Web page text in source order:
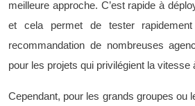
meilleure approche. C’est rapide à
et cela permet de tester
recommandation de nombreuses
pour les projets qui privilégient la vitesse
Cependant, pour les grands groupes ou